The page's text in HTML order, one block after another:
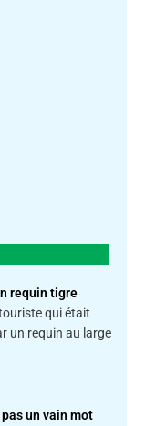
requin tigre
qui était
un requin au large
un vain mot